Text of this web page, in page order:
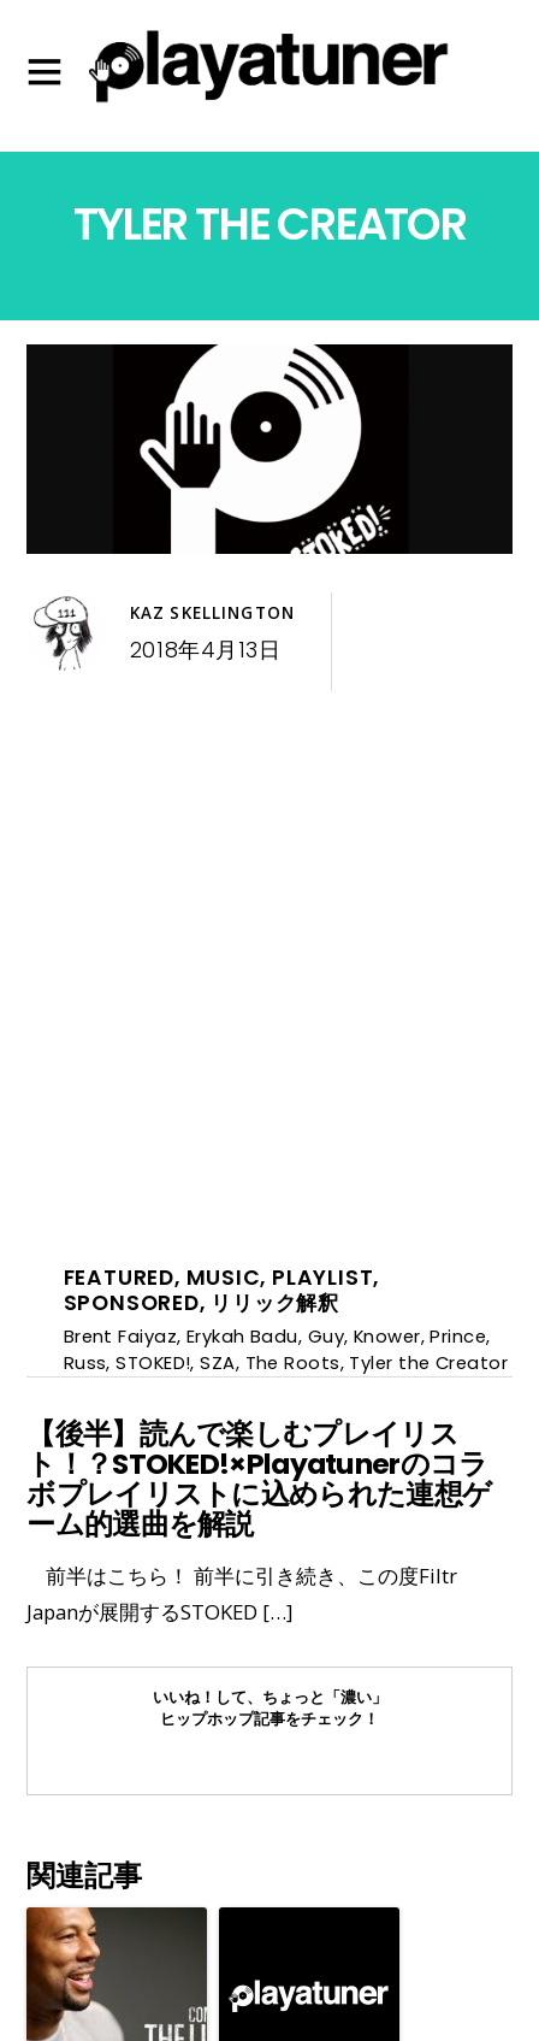
TYLER THE CREATOR
KAZ SKELLINGTON
2018年4月13日
FEATURED, MUSIC, PLAYLIST,
SPONSORED, リリック解釈
Brent Faiyaz, Erykah Badu, Guy, Knower,Prince,
Russ,STOKED!,SZA, The Roots, Tyler the Creator
【後半】読んで楽しむプレイリス
ト！？STOKED!×Playatunerのコラ
ボプレイリストに込められた連想ゲ
ーム的選曲を解説
前半はこちら！ 前半に引き続き、この度Filtr
Japanが展開するSTOKED […]
いいね！して、ちょっと「濃い」
ヒップホップ記事をチェック！
関連記事